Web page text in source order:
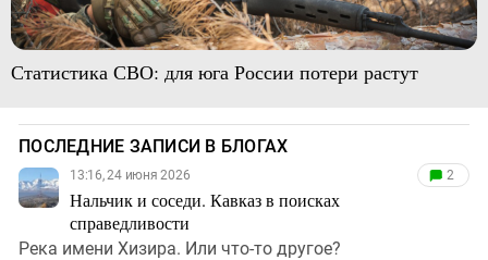
Статистика СВО: для юга России потери растут
ПОСЛЕДНИЕ ЗАПИСИ В БЛОГАХ
13:16, 24 июня 2026
Нальчик и соседи. Кавказ в поисках
справедливости
2
Река имени Хизира. Или что-то другое?